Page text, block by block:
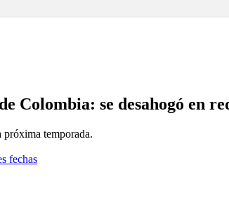
Colombia: se desahogó en
temporada.
fechas